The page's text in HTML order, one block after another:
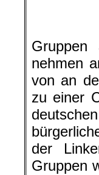
Gruppen
nehmen
von an
zu einer
der
Gruppen